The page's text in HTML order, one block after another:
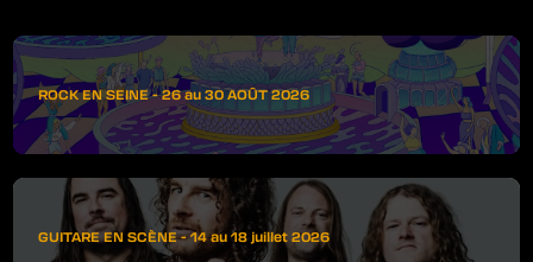
ROCK EN SEINE - 26 au 30 AOÛT 2026
GUITARE EN SCÈNE - 14 au 18 juillet 2026